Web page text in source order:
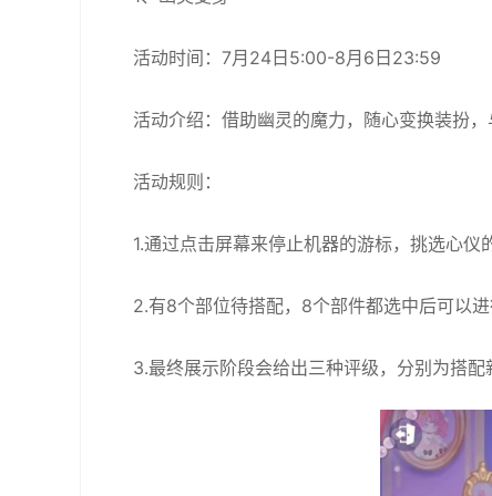
活动时间：7月24日5:00-8月6日23:59
活动介绍：借助幽灵的魔力，随心变换装扮
活动规则：
1.通过点击屏幕来停止机器的游标，挑选心仪
2.有8个部位待搭配，8个部件都选中后可以
3.最终展示阶段会给出三种评级，分别为搭配